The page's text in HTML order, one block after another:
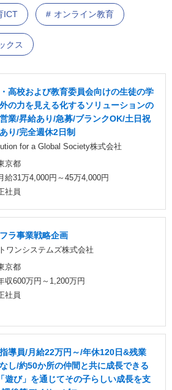
ICT オンライン教育
クス
高校および教育委員会向けの生徒の学
の力を見える化するソリューションの
業/昇給あり/急募/ブランクOK/土日祝
り/完全週休2日制
for a Global Society株式会社
京都
給31万4,000円～45万4,000円
社員
ラ事業戦略企画
ワンシステムズ株式会社
京都
収600万円～1,200万円
社員
導員/月給22万円～/年休120日&残業
し/約50か所の仲間と共に成長できる
遊び」を通じてその子らしい成長を支